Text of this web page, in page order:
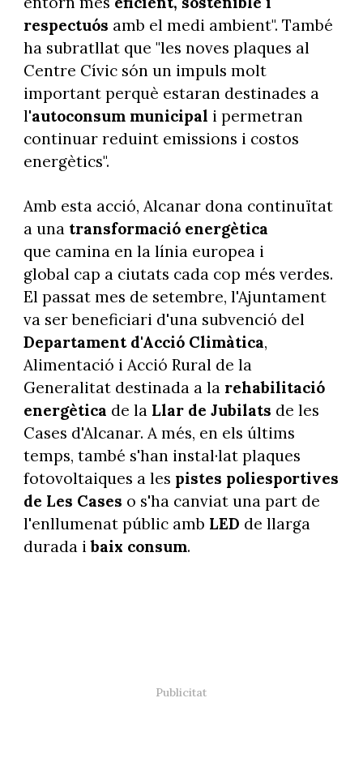
respectuós amb el medi ambient". També
ha subratllat que "les noves plaques al
Centre Cívic són un impuls molt
important perquè estaran destinades a
l'autoconsum municipal i permetran
continuar reduint emissions i costos
energètics".
Amb esta acció, Alcanar dona continuïtat
a una transformació energètica
que camina en la línia europea i
global cap a ciutats cada cop més verdes.
El passat mes de setembre, l'Ajuntament
va ser beneficiari d'una subvenció del
Departament d'Acció Climàtica,
Alimentació i Acció Rural de la
Generalitat destinada a la rehabilitació
energètica de la Llar de Jubilats de les
Cases d'Alcanar. A més, en els últims
temps, també s'han instal·lat plaques
fotovoltaiques a les pistes poliesportives
de Les Cases o s'ha canviat una part de
l'enllumenat públic amb LED de llarga
durada ibaix consum.